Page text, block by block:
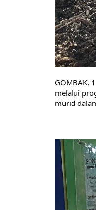
GOMBAK,
melalui
murid